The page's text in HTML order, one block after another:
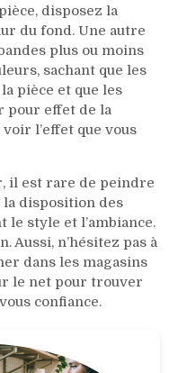
disposez la
du fond. Une autre
plus ou moins
sachant que les
pièce et que les
pour effet de la
l’effet que vous
il est rare de peindre
la disposition des
style et l’ambiance.
Aussi, n’hésitez pas à
dans les magasins
le net pour trouver
confiance.